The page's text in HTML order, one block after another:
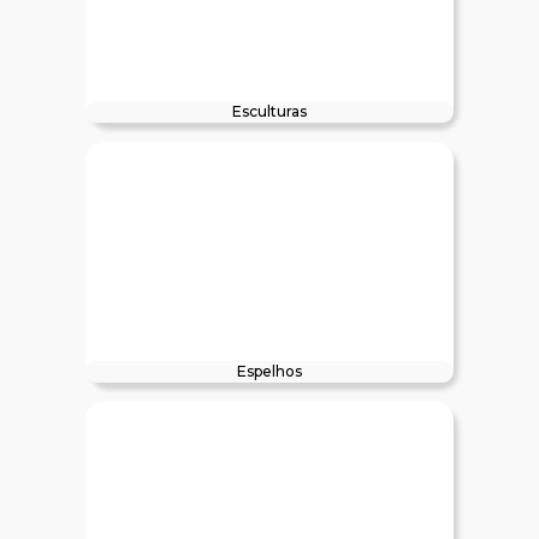
Esculturas
Espelhos